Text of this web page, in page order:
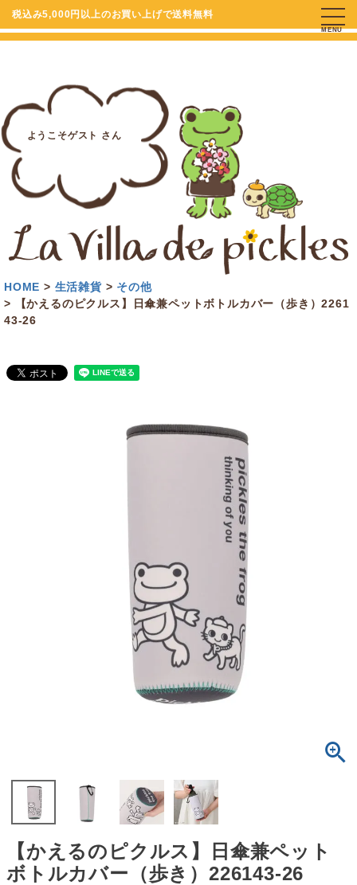
税込み5,000円以上のお買い上げで送料無料
ようこそゲスト さん
MENU
HOME 生活雑貨
その他
【かえるのピクルス】日傘兼ペットボトルカバー（歩き）2261
43-26
【かえるのピクルス】日傘兼ペット
ボトルカバー（歩き）226143-26